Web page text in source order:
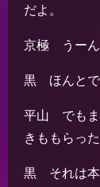
だよ。
京極 うーん
黒 ほんとで
平山 でもま
きももらっ
黒 それは本